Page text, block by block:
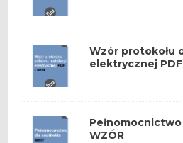
Wzór protokołu
elektrycznej PDF
WZÓR